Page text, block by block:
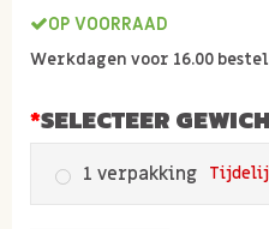
OP VOORRAAD
Werkdagen voor 16.00
SELECTEER
1 verpakking